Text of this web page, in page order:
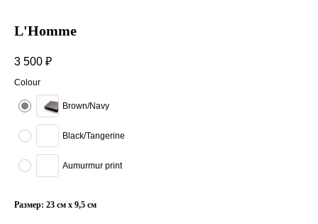
L'Homme
3 500 ₽
Colour
Brown/Navy
Black/Tangerine
Aumurmur print
Размер: 23 см x 9,5 см